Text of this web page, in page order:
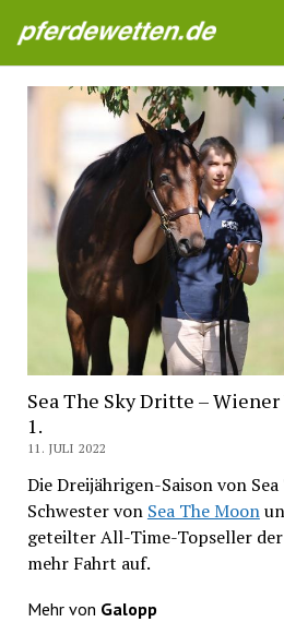
Pferdewetten News
Sea The Sky Dritte –
1.
11. JULI 2022
Die Dreijährigen-Saison von
Schwester von Sea The Moon
geteilter All-Time-Topseller
mehr Fahrt auf.
Mehr von Galopp